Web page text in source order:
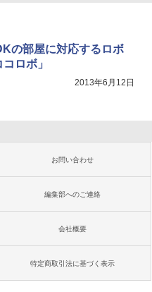
の部屋に対応するロボ
ロボ」
2013年6月12日
お問い合わせ
編集部へのご連絡
会社概要
特定商取引法に基づく表示